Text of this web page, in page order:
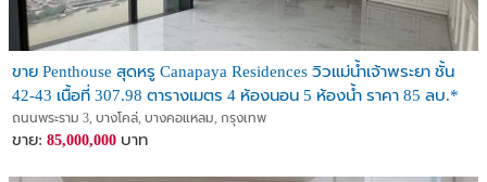
ขาย Penthouse สุดหรู Canapaya Residences วิวแม่น้ำเจ้าพระยา ชั้น
42-43 เนื้อที่ 307.98 ตารางเมตร 4 ห้องนอน 5 ห้องน้ำ ราคา 85 ลบ.*
ถนนพระราม 3, บางโคล่, บางคอแหลม, กรุงเทพ
ขาย: 85,000,000 บาท